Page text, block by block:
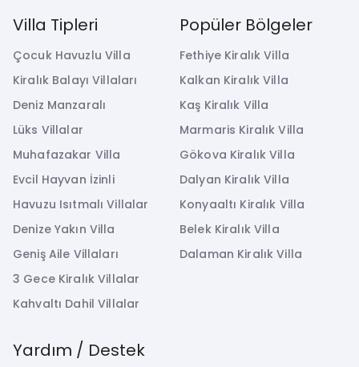
Villa Tipleri
Çocuk Havuzlu Villa
Kiralık Balayı Villaları
Deniz Manzaralı
Lüks Villalar
Muhafazakar Villa
Evcil Hayvan İzinli
Havuzu Isıtmalı Villalar
Denize Yakın Villa
Geniş Aile Villaları
3 Gece Kiralık Villalar
Kahvaltı Dahil Villalar
Popüler Bölgeler
Fethiye Kiralık Villa
Kalkan Kiralık Villa
Kaş Kiralık Villa
Marmaris Kiralık Villa
Gökova Kiralık Villa
Dalyan Kiralık Villa
Konyaaltı Kiralık Villa
Belek Kiralık Villa
Dalaman Kiralık Villa
Yardım / Destek